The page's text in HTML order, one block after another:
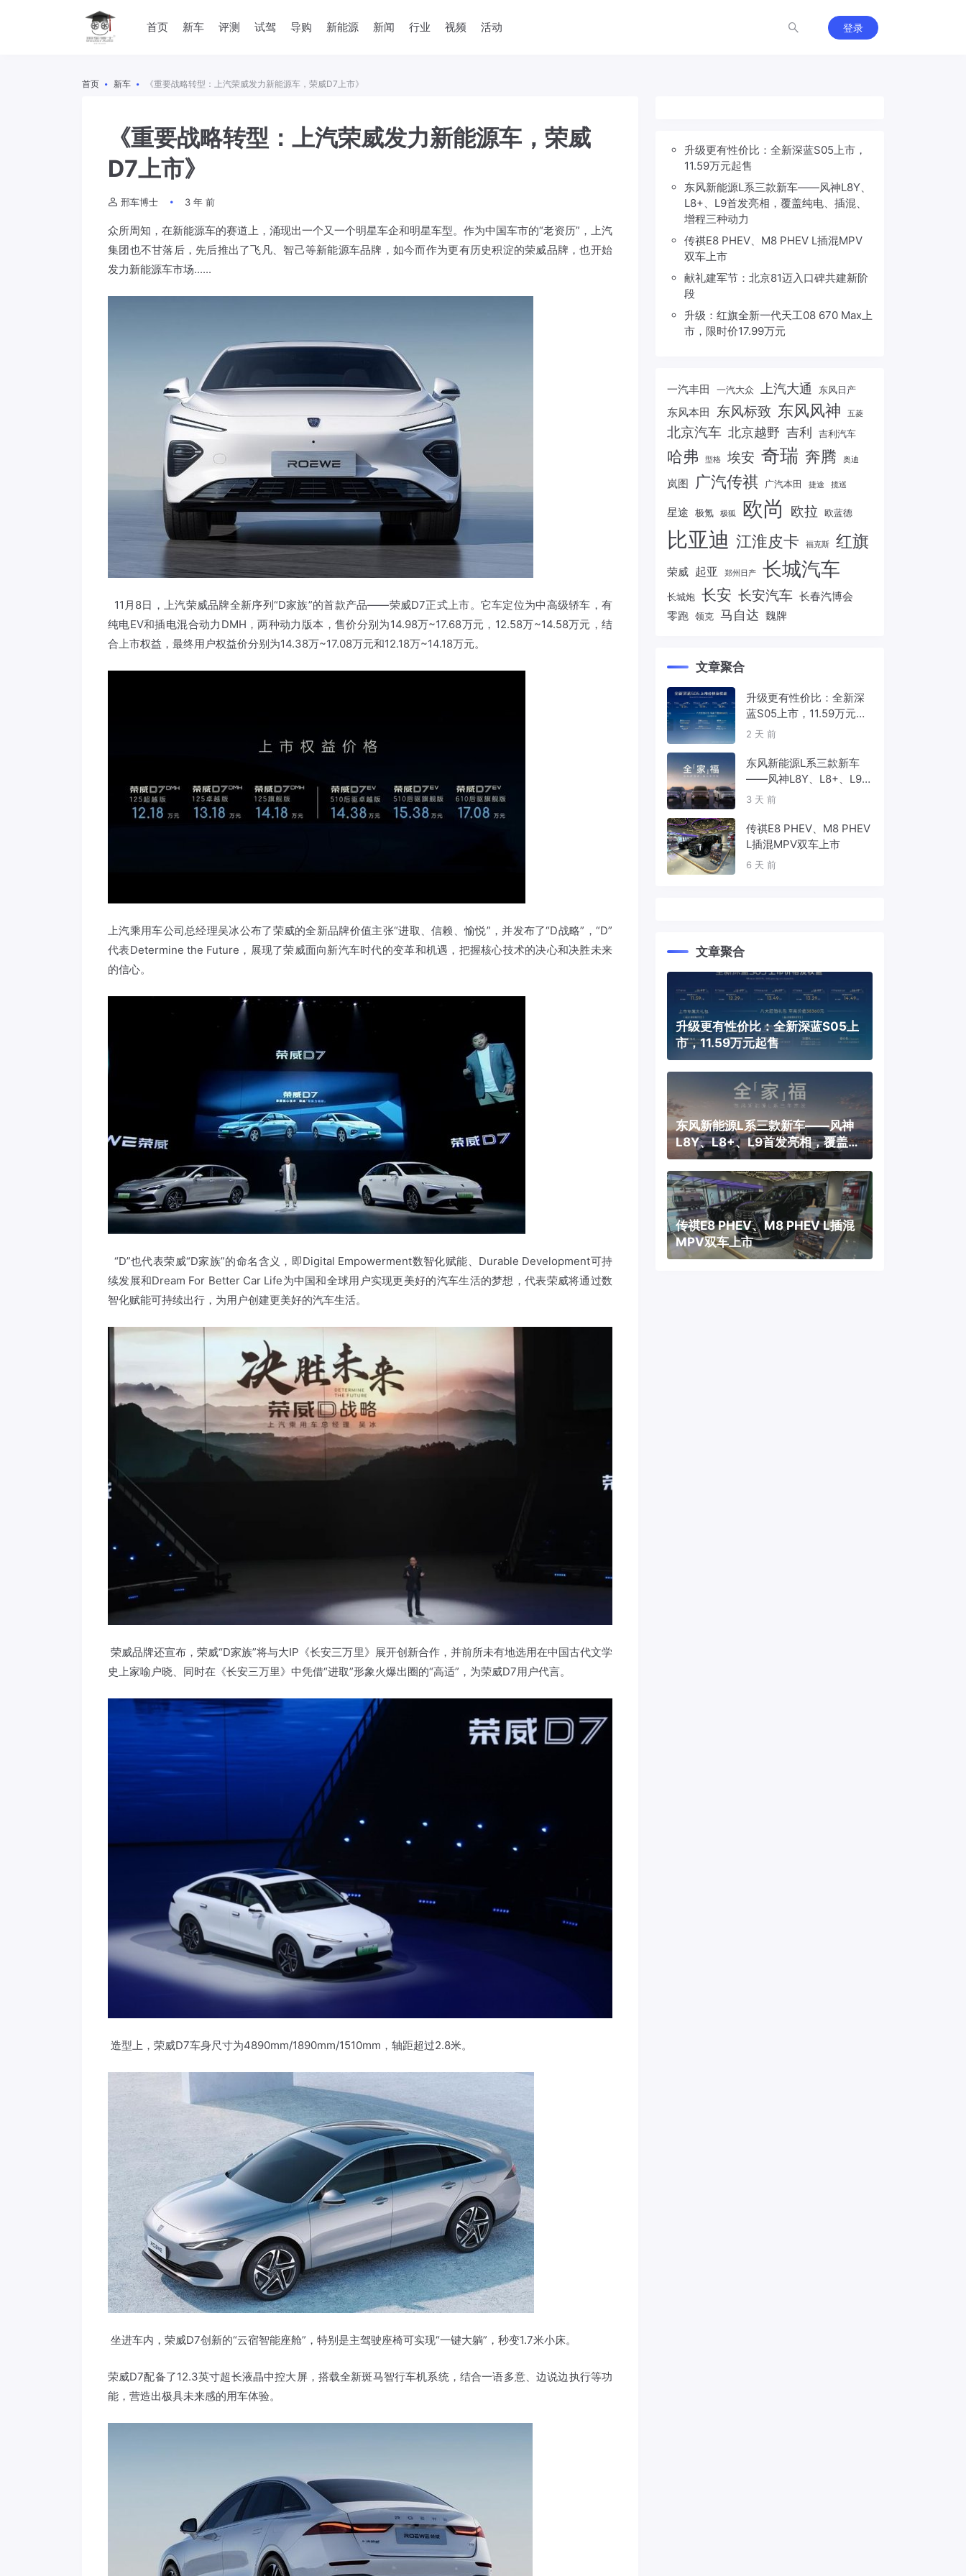
首页 新车 评测 试驾 导购 新能源 新闻 行业 视频 活动 登录
首页 新车 《重要战略转型：上汽荣威发力新能源车，荣威D7上市》
《重要战略转型：上汽荣威发力新能源车，荣威
D7上市》
邢车博士 3 年 前
众所周知，在新能源车的赛道上，涌现出一个又一个明星车企和明星车型。作为中国车市的“老资历”，上汽
集团也不甘落后，先后推出了飞凡、智己等新能源车品牌，如今而作为更有历史积淀的荣威品牌，也开始
发力新能源车市场......
11月8日，上汽荣威品牌全新序列“D家族”的首款产品——荣威D7正式上市。它车定位为中高级轿车，有
纯电EV和插电混合动力DMH，两种动力版本，售价分别为14.98万~17.68万元，12.58万~14.58万元，结
合上市权益，最终用户权益价分别为14.38万~17.08万元和12.18万~14.18万元。
上汽乘用车公司总经理吴冰公布了荣威的全新品牌价值主张“进取、信赖、愉悦”，并发布了“D战略”，“D”
代表Determine the Future，展现了荣威面向新汽车时代的变革和机遇，把握核心技术的决心和决胜未来
的信心。
“D”也代表荣威“D家族”的命名含义，即Digital Empowerment数智化赋能、Durable Development可持
续发展和Dream For Better Car Life为中国和全球用户实现更美好的汽车生活的梦想，代表荣威将通过数
智化赋能可持续出行，为用户创建更美好的汽车生活。
荣威品牌还宣布，荣威“D家族”将与大IP《长安三万里》展开创新合作，并前所未有地选用在中国古代文学
史上家喻户晓、同时在《长安三万里》中凭借“进取”形象火爆出圈的“高适”，为荣威D7用户代言。
造型上，荣威D7车身尺寸为4890mm/1890mm/1510mm，轴距超过2.8米。
坐进车内，荣威D7创新的“云宿智能座舱”，特别是主驾驶座椅可实现“一键大躺”，秒变1.7米小床。
荣威D7配备了12.3英寸超长液晶中控大屏，搭载全新斑马智行车机系统，结合一语多意、边说边执行等功
能，营造出极具未来感的用车体验。
升级更有性价比：全新深蓝S05上市，
11.59万元起售
东风新能源L系三款新车——风神L8Y、
L8+、L9首发亮相，覆盖纯电、插混、
增程三种动力
传祺E8 PHEV、M8 PHEV L插混MPV
双车上市
献礼建军节：北京81迈入口碑共建新阶
段
升级：红旗全新一代天工08 670 Max上
市，限时价17.99万元
一汽丰田 一汽大众 上汽大通 东风日产
东风本田 东风标致 东风风神 五菱
北京汽车 北京越野 吉利 吉利汽车
哈弗 型格 埃安 奇瑞 奔腾 奥迪
岚图 广汽传祺 广汽本田 捷途 揽巡
星途 极氪 极狐 欧尚 欧拉 欧蓝德
比亚迪 江淮皮卡 福克斯 红旗
荣威 起亚 郑州日产 长城汽车
长城炮 长安 长安汽车 长春汽博会
零跑 领克 马自达 魏牌
文章聚合
升级更有性价比：全新深
蓝S05上市，11.59万元起
售
2 天 前
东风新能源L系三款新车
——风神L8Y、L8+、L9
首发亮相，覆盖纯电、插
3 天 前
传祺E8 PHEV、M8 PHEV
L插混MPV双车上市
6 天 前
文章聚合
升级更有性价比：全新深蓝S05上
市，11.59万元起售
东风新能源L系三款新车——风神
L8Y、L8+、L9首发亮相，覆盖纯
电、插混、增程三种动力
传祺E8 PHEV、M8 PHEV L插混
MPV双车上市